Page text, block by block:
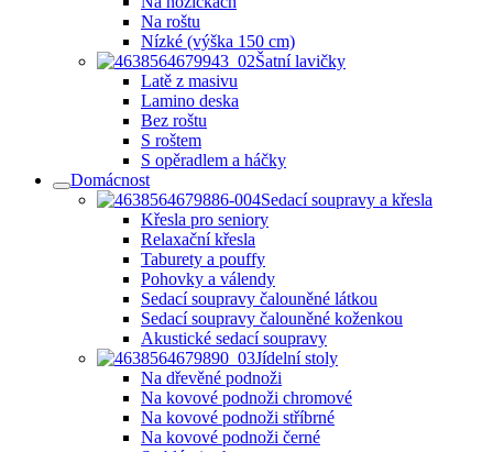
Na roštu
Nízké (výška 150 cm)
Šatní lavičky
Latě z masivu
Lamino deska
Bez roštu
S roštem
S opěradlem a háčky
Domácnost
Sedací soupravy a křesla
Křesla pro seniory
Relaxační křesla
Taburety a pouffy
Pohovky a válendy
Sedací soupravy čalouněné látkou
Sedací soupravy čalouněné koženkou
Akustické sedací soupravy
Jídelní stoly
Na dřevěné podnoži
Na kovové podnoži chromové
Na kovové podnoži stříbrné
Na kovové podnoži černé